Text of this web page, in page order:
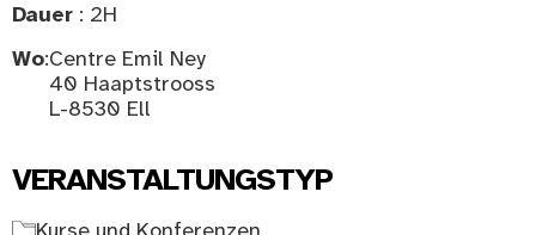
Dauer : 2H
Wo:Centre Emil Ney
40 Haaptstrooss
L-8530 Ell
VERANSTALTUNGSTYP